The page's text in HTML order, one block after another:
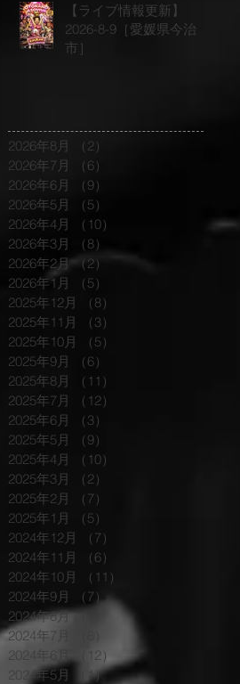
【ライブ情報更新】
2026-8-9［愛媛県今治
市］
2026年8月 （2）
2026年7月
（6）
2026年6月
（9）
2026年5月
（5）
2026年4月
（10）
2026年3月
（8）
2026年2月 （2）
2件の記事
2026年1月
（5）
2025年12月
（8）
2025年11月
（3）
2025年10月
（5）
2025年9月
（6）
2025年8月
（11）
2025年7月
（12）
2025年6月
（3）
2025年5月
（9）
2025年4月
（10）
2025年3月
（2）
2025年2月
（7）
2025年1月
（5）
2024年12月
（7）
2024年11月
（6）
2024年10月
（11）
2024年9月
（7）7件の記事
2024年8月 （9）
9件の記事
2024年7月
2024年6月
（12）
12件の記事
2024年5月
（1）1件の記事